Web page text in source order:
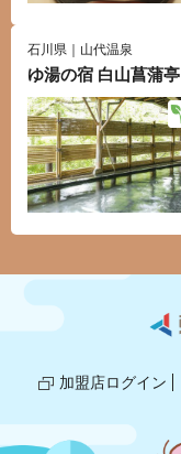
石川県｜山代温泉
ゆ湯の宿 白山菖蒲亭
加盟店ログイン